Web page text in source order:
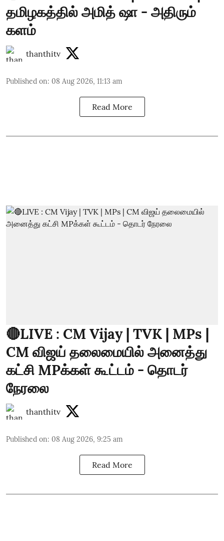
தமிழகத்தில் அமித் ஷா - அதிரும்
களம்
thanthitv
Published on: 08 Aug 2026, 11:13 am
Read More
🔴LIVE : CM Vijay | TVK | MPs |
CM விஜய் தலைமையில் அனைத்து
கட்சி MPக்கள் கூட்டம் - தொடர்
நேரலை
thanthitv
Published on: 08 Aug 2026, 9:25 am
Read More